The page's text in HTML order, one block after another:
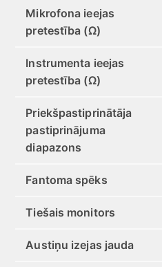
Mikrofona ieejas
pretestība (Ω)
Instrumenta ieejas
pretestība (Ω)
Priekšpastiprinātāja
pastiprinājuma
diapazons
Fantoma spēks
Tiešais monitors
Austiņu izejas jauda